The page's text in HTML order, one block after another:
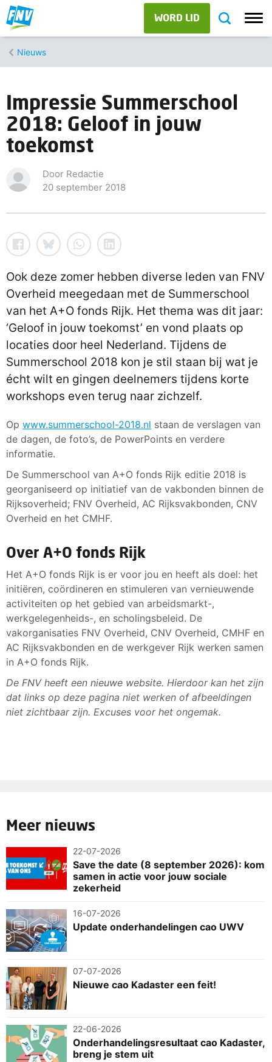
WORD LID
Nieuws
Impressie Summerschool
2018: Geloof in jouw
toekomst
Door Redactie
20 september 2018
Ook deze zomer hebben diverse leden van FNV
Overheid meegedaan met de Summerschool
van het A+O fonds Rijk. Het thema was dit jaar:
‘Geloof in jouw toekomst’ en vond plaats op
locaties door heel Nederland. Tijdens de
Summerschool 2018 kon je stil staan bij wat je
écht wilt en gingen deelnemers tijdens korte
workshops even terug naar zichzelf.
Op www.summerschool-2018.nl staan de verslagen van
de dagen, de foto’s, de PowerPoints en verdere
informatie.
De Summerschool van A+O fonds Rijk editie 2018 is
georganiseerd op initiatief van de vakbonden binnen de
Rijksoverheid; FNV Overheid, AC Rijksvakbonden, CNV
Overheid en het CMHF.
Over A+O fonds Rijk
Het A+O fonds Rijk is er voor jou en heeft als doel: het
initiëren, coördineren en stimuleren van vernieuwende
activiteiten op het gebied van arbeidsmarkt-,
werkgelegenheids-, en scholingsbeleid. De
vakorganisaties FNV Overheid, CNV Overheid, CMHF en
AC Rijksvakbonden en de werkgever Rijk werken samen
in A+O fonds Rijk.
De FNV heeft een nieuwe website. Hierdoor kan het zijn
dat links op deze pagina niet werken of afbeeldingen
niet zichtbaar zijn. Excuses voor het ongemak.
Meer nieuws
22-07-2026
Save the date (8 september 2026): kom
samen in actie voor jouw sociale
zekerheid
16-07-2026
Update onderhandelingen cao UWV
07-07-2026
Nieuwe cao Kadaster een feit!
22-06-2026
Onderhandelingsresultaat cao Kadaster,
breng je stem uit